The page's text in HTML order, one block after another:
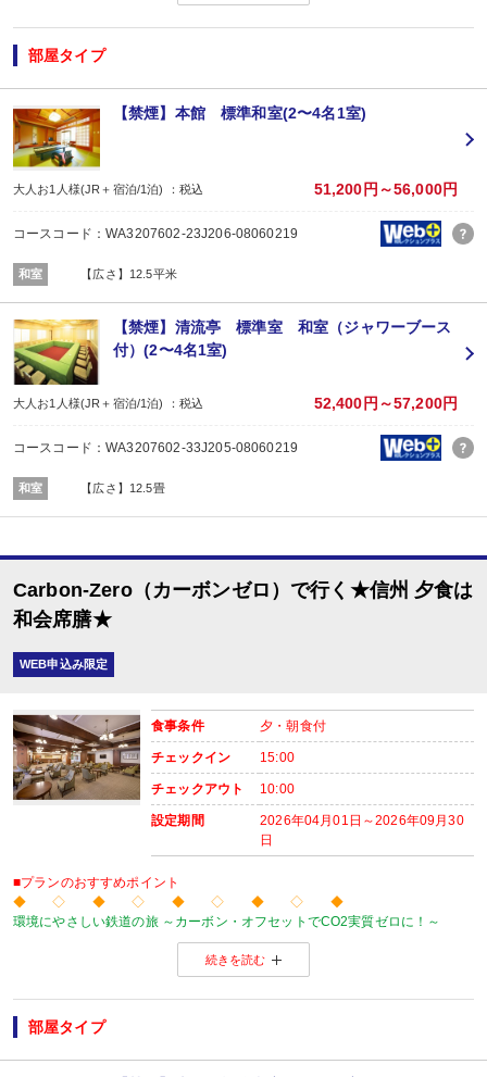
◆ ◇ ◆ ◇ ◆ ◇ ◆ ◇ ◆
【おたのしみメニュー】
・貸切風呂1部屋・45分1,100円（税込）にてご利用ＯＫ
※チェックイン時先着順
※先着順のため、ご利用いただけない場合があります。
■夕食
場所:
その他（合同会食場 本館７階「りんどう」）
内容:
時間：18：00～ ※最終開始時間19：00
宴会場（７Ｆりんどう）
内容:
時間：7：00～9：00 最終開始時間8：30
部屋タイプ
【禁煙】本館 標準和室(2〜4名1室)
大人お1人様(JR＋宿泊/1泊) ：税込 51,200円～56,000円
コースコード：WA3207602-23J206-08060219
和室 【広さ】12.5平米
【禁煙】清流亭 標準室 和室（ジャワーブース
付）(2〜4名1室)
大人お1人様(JR＋宿泊/1泊) ：税込 52,400円～57,200円
コースコード：WA3207602-33J205-08060219
和室 【広さ】12.5畳
Carbon-Zero（カーボンゼロ）で行く★信州 夕食は
和会席膳★
WEB申込み限定
食事条件 夕・朝食付
チェックイン 15:00
チェックアウト 10:00
設定期間
2026年04月01日～2026年09月30
日
■プランのおすすめポイント
◆ ◇ ◆ ◇ ◆ ◇ ◆ ◇ ◆
環境にやさしい鉄道の旅 ～カーボン・オフセットでCO2実質ゼロに！～
当プランの旅行代金にはカーボン・オフセット代金（J-クレジット代金）が含
旅行の移動で排出されるCO2を埋め合わせ（オフセット）出来る仕組みとなっ
※カーボン・オフセットについて、詳しくはこちらをご覧ください。
◆ ◇ ◆ ◇ ◆ ◇ ◆ ◇ ◆
【おたのしみメニュー】
・貸切風呂1部屋・45分1,100円（税込）にてご利用ＯＫ（通常45分2,200円／
続きを読む
部屋タイプ